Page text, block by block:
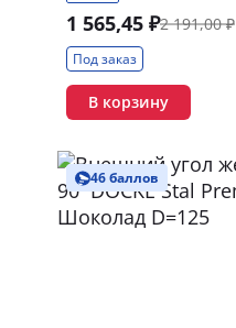
1 565,45 ₽2 191,00 ₽
Под заказ
В корзину
46 баллов